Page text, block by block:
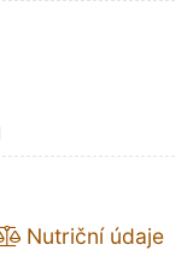
Nutriční údaje